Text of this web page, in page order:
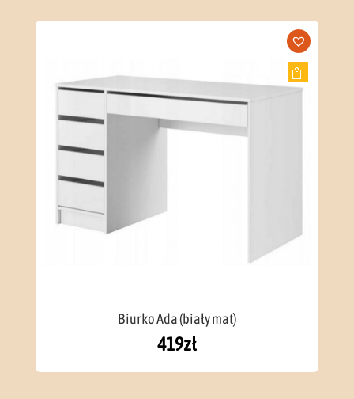
Biurko Ada (biały mat)
419zł